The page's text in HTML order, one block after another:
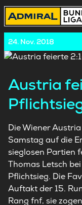
24. Nov. 2018
Austria
Die Wiener
Samstag auf die
sieglosen Partien
Thomas Letsch
Pflichtsieg. Die
Auftakt der 15.
Rang fnf, sie